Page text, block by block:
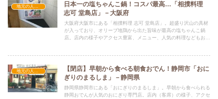
地元の人気店
日本一の塩ちゃんこ鍋！コスパ最高…「相撲料理
志可 堂島店」－大阪府
大阪府大阪市にある「相撲料理 志可 堂島店」。超盛り沢山の具材
が入っており、オリーブ地鶏から出た旨味が最高の塩ちゃんこ鍋
店。店内の様子やアクセス豊富、メニュー、人気の料理などもお伝
地元の人気店
【閉店】早朝から食べる朝食おでん！静岡市「おに
ぎりのまるしま」－静岡県
静岡県静岡市にある「おにぎりのまるしま」。早朝から食べられる
静岡おでんが人気のおにぎり専門店。店内（客席）の様子、アクセ